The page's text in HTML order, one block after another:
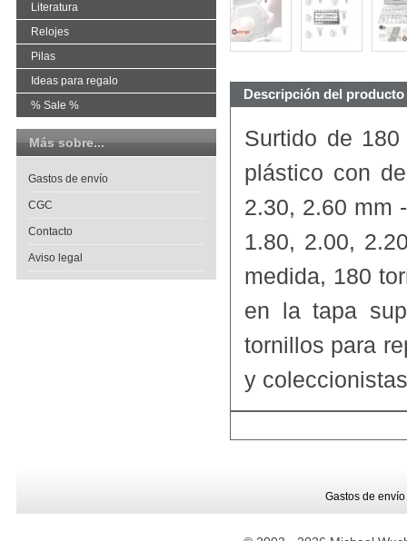
Descripción del producto
Surtido de
plástico con
2.30, 2.60 mm
1.80, 2.00,
medida, 180
en la tapa
tornillos para
y
Literatura
Relojes
Pilas
Ideas para regalo
% Sale %
Más sobre...
Gastos de envío
CGC
Contacto
Aviso legal
Gastos de envío